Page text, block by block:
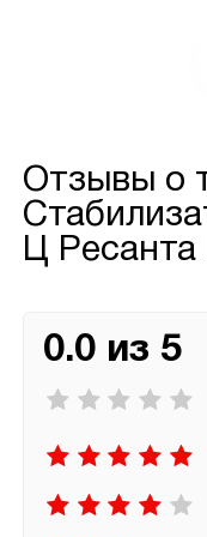
Отзывы о
Ц Ресанта
0.0 из 5